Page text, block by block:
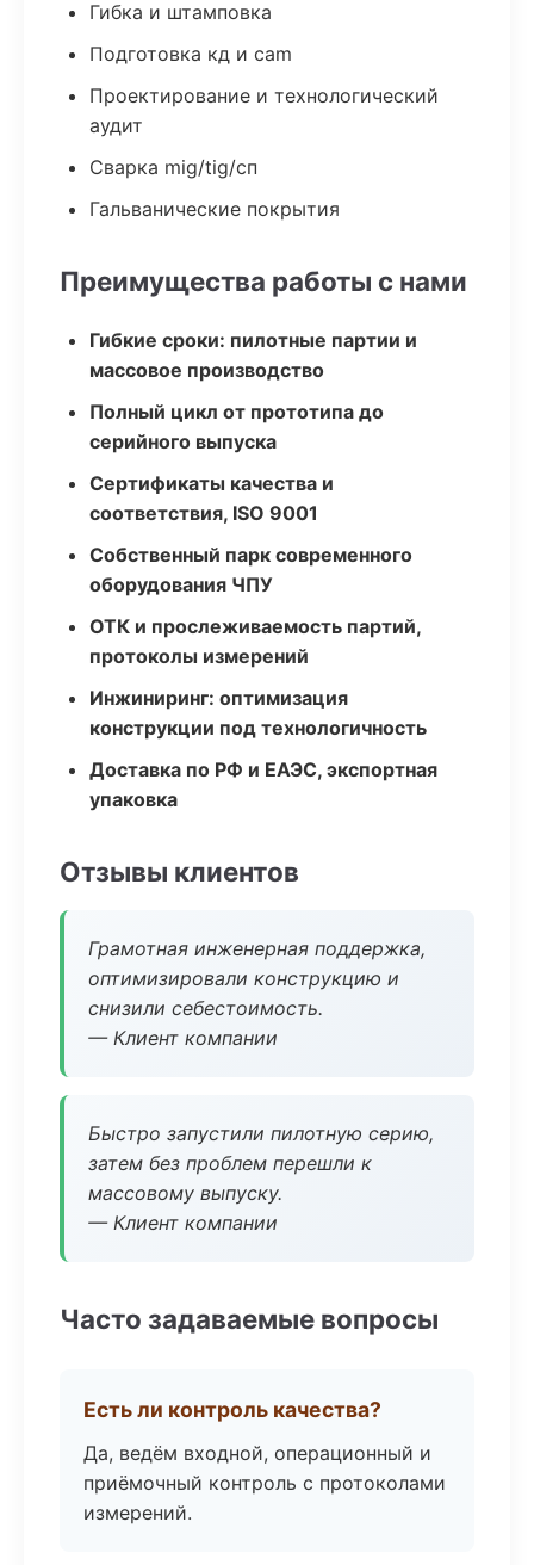
Гибка и штамповка
Подготовка кд и cam
Проектирование и технологический
аудит
Сварка mig/tig/сп
Гальванические покрытия
Преимущества работы с нами
Гибкие сроки: пилотные партии и
массовое производство
Полный цикл от прототипа до
серийного выпуска
Сертификаты качества и
соответствия, ISO 9001
Собственный парк современного
оборудования ЧПУ
ОТК и прослеживаемость партий,
протоколы измерений
Инжиниринг: оптимизация
конструкции под технологичность
Доставка по РФ и ЕАЭС, экспортная
упаковка
Отзывы клиентов
Грамотная инженерная поддержка,
оптимизировали конструкцию и
снизили себестоимость.
— Клиент компании
Быстро запустили пилотную серию,
затем без проблем перешли к
массовому выпуску.
— Клиент компании
Часто задаваемые вопросы
Есть ли контроль качества?
Да, ведём входной, операционный и
приёмочный контроль с протоколами
измерений.